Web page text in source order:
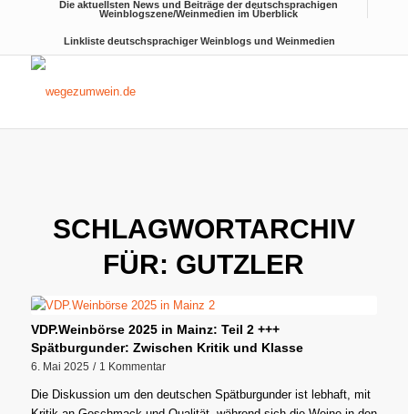
Die aktuellsten News und Beiträge der deutschsprachigen
Weinblogszene/Weinmedien im Überblick
Linkliste deutschsprachiger Weinblogs und Weinmedien
SCHLAGWORTARCHIV
FÜR: GUTZLER
VDP.Weinbörse 2025 in Mainz: Teil 2 +++
Spätburgunder: Zwischen Kritik und Klasse
6. Mai 2025 / 1 Kommentar
Die Diskussion um den deutschen Spätburgunder ist lebhaft, mit